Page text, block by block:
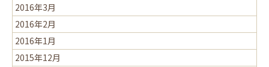
2016年3月
2016年2月
2016年1月
2015年12月